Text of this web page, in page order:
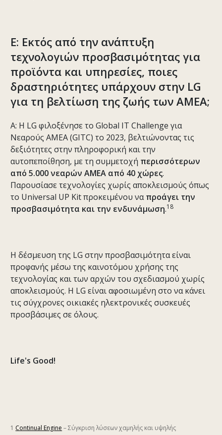
Ε: Εκτός από την ανάπτυξη
τεχνολογιών προσβασιμότητας για
προϊόντα και υπηρεσίες, ποιες
δραστηριότητες υπάρχουν στην LG
για τη βελτίωση της ζωής των ΑΜΕΑ;
Α: Η LG φιλοξένησε το Global IT Challenge για
Νεαρούς ΑΜΕΑ (GITC) το 2023, βελτιώνοντας τις
δεξιότητες στην πληροφορική και την
αυτοπεποίθηση, με τη συμμετοχή περισσότερων
από 5.000 νεαρών ΑΜΕΑ από 40 χώρες.
Παρουσίασε τεχνολογίες χωρίς αποκλεισμούς όπως
το Universal UP Kit προκειμένου ναπροάγει την
προσβασιμότητα και την ενδυνάμωση.18
Η δέσμευση της LG στην προσβασιμότητα είναι
προφανής μέσω της καινοτόμου χρήσης της
τεχνολογίας και των αρχών του σχεδιασμού χωρίς
αποκλεισμούς. Η LG είναι αφοσιωμένη στο να κάνει
τις σύγχρονες οικιακές ηλεκτρονικές συσκευές
προσβάσιμες σε όλους.
Life's Good!
1 Continual Engine – Σύγκριση λύσεων χαμηλής και υψηλής